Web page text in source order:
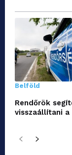
Belföld
Rendőrök
visszaállítani